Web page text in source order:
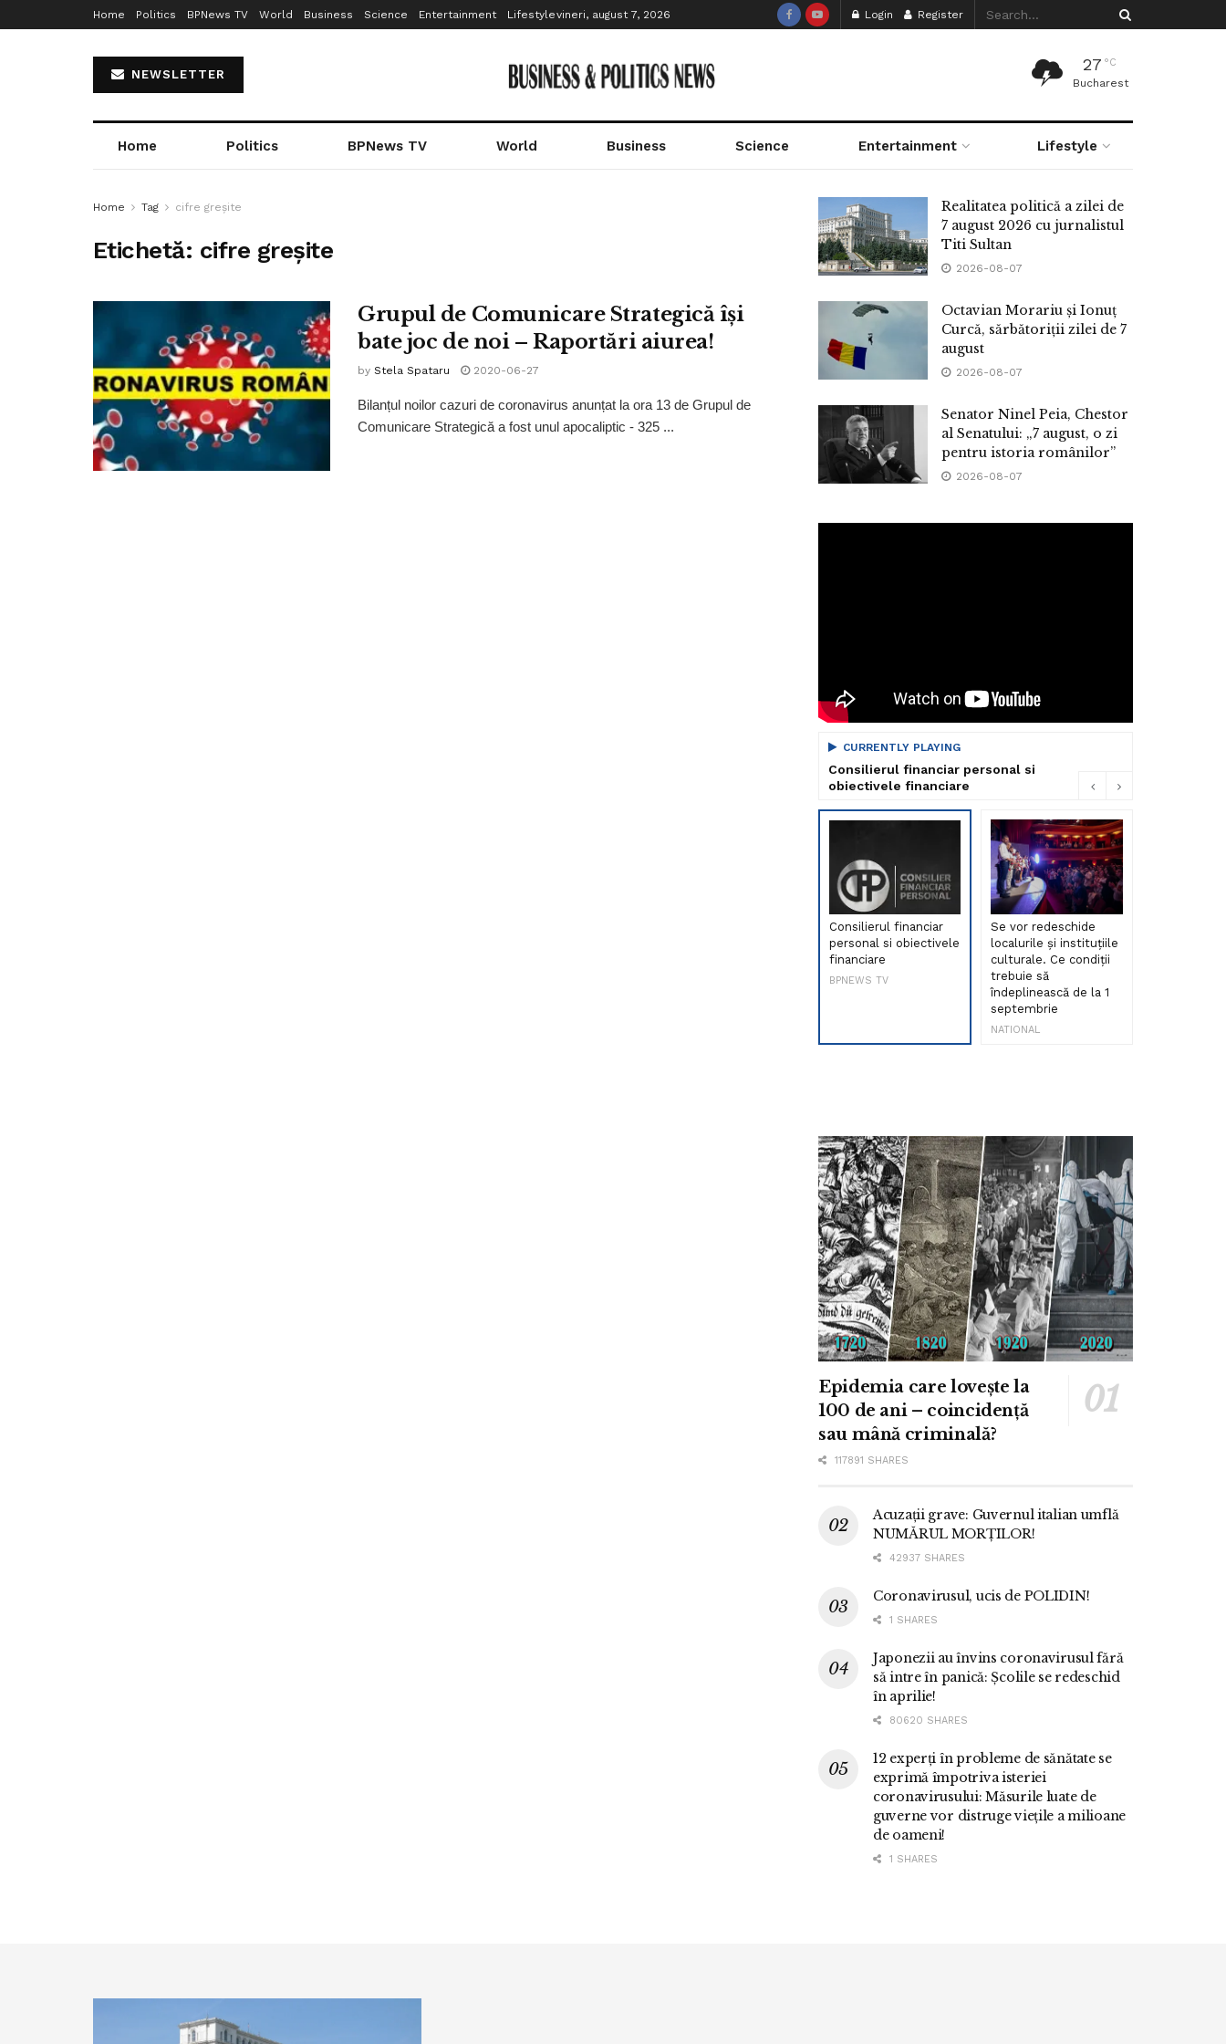
Home Politics BPNews TV World Business Science Entertainment Lifestylevineri, august 7, 2026 Login Register
NEWSLETTER
27 °C
Bucharest
Home Politics BPNews TV World Business Science Entertainment Lifestyle
Home Tag cifre greșite
Etichetă: cifre greșite
Grupul de Comunicare Strategică își
bate joc de noi – Raportări aiurea!
by Stela Spataru 2020-06-27
Bilanțul noilor cazuri de coronavirus anunțat la ora 13 de Grupul de
Comunicare Strategică a fost unul apocaliptic - 325 ...
Realitatea politică a zilei de
7 august 2026 cu jurnalistul
Titi Sultan
2026-08-07
Octavian Morariu și Ionuț
Curcă, sărbătoriții zilei de 7
august
2026-08-07
Senator Ninel Peia, Chestor
al Senatului: „7 august, o zi
pentru istoria românilor”
2026-08-07
CURRENTLY PLAYING
Consilierul financiar personal si
obiectivele financiare
Consilierul financiar
personal si obiectivele
financiare
BPNEWS TV
Se vor redeschide
localurile și instituțiile
culturale. Ce condiții
trebuie să
îndeplinească de la 1
septembrie
NATIONAL
Epidemia care lovește la
100 de ani – coincidență
sau mână criminală?
117891 SHARES
Acuzații grave: Guvernul italian umflă
NUMĂRUL MORȚILOR!
42937 SHARES
Coronavirusul, ucis de POLIDIN!
1 SHARES
Japonezii au învins coronavirusul fără
să intre în panică: Școlile se redeschid
în aprilie!
80620 SHARES
12 experți în probleme de sănătate se
exprimă împotriva isteriei
coronavirusului: Măsurile luate de
guverne vor distruge viețile a milioane
de oameni!
1 SHARES